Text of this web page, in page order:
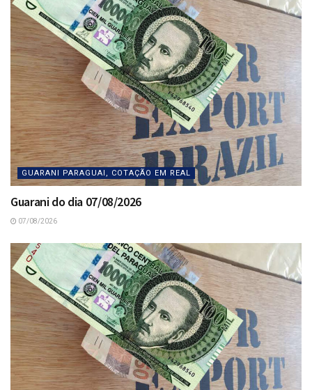
GUARANI PARAGUAI, COTAÇÃO EM REAL
Guarani do dia 07/08/2026
07/08/2026